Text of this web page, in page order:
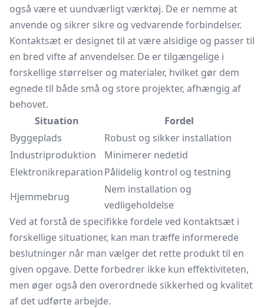
også være et uundværligt værktøj. De er nemme at
anvende og sikrer sikre og vedvarende forbindelser.
Kontaktsæt er designet til at være alsidige og passer til
en bred vifte af anvendelser. De er tilgængelige i
forskellige størrelser og materialer, hvilket gør dem
egnede til både små og store projekter, afhængig af
behovet.
Situation
Fordel
Byggeplads
Robust og sikker installation
Industriproduktion
Minimerer nedetid
ElektronikreparationPålidelig kontrol og testning
Hjemmebrug
Nem installation og
vedligeholdelse
Ved at forstå de specifikke fordele ved kontaktsæt i
forskellige situationer, kan man træffe informerede
beslutninger når man vælger det rette produkt til en
given opgave. Dette forbedrer ikke kun effektiviteten,
men øger også den overordnede sikkerhed og kvalitet
af det udførte arbejde.